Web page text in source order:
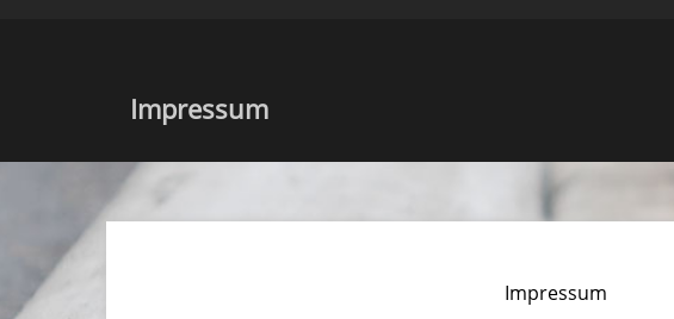
Impressum
Impressum